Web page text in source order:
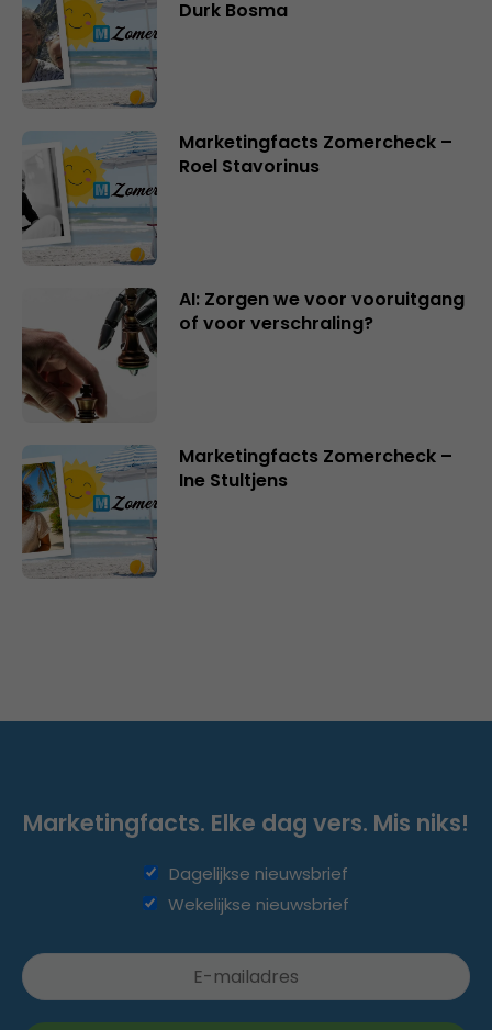
Durk Bosma
Marketingfacts Zomercheck –
Roel Stavorinus
AI: Zorgen we voor vooruitgang
of voor verschraling?
Marketingfacts Zomercheck –
Ine Stultjens
Marketingfacts. Elke dag vers. Mis niks!
Dagelijkse nieuwsbrief
Wekelijkse nieuwsbrief